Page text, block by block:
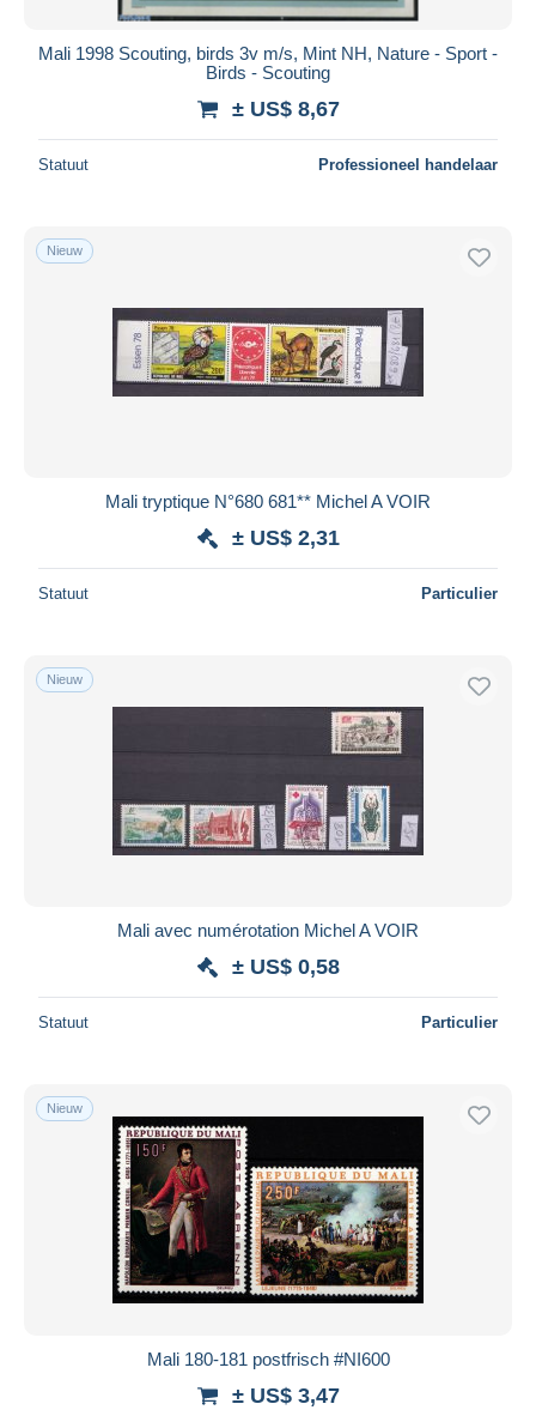
Mali 1998 Scouting, birds 3v m/s, Mint NH, Nature - Sport -
Birds - Scouting
± US$ 8,67
Statuut Professioneel handelaar
Nieuw
Mali tryptique N°680 681** Michel A VOIR
± US$ 2,31
Statuut Particulier
Nieuw
Mali avec numérotation Michel A VOIR
± US$ 0,58
Statuut Particulier
Nieuw
Mali 180-181 postfrisch #NI600
± US$ 3,47